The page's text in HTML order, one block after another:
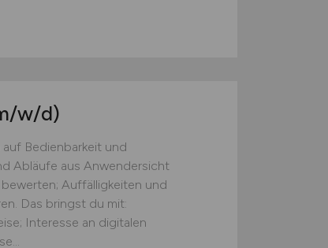
w/d)
Bedienbarkeit und
Abläufe aus Anwendersicht
Auffälligkeiten und
Das bringst du mit:
Interesse an digitalen